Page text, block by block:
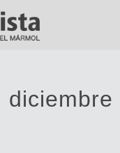
diciembre